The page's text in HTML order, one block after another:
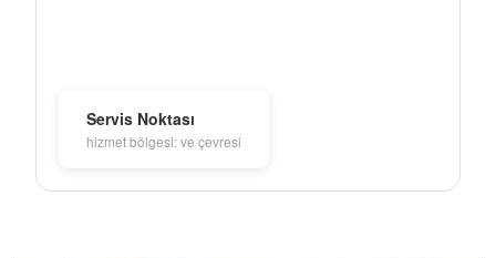
Servis Noktası
hizmet bölgesi: ve çevresi